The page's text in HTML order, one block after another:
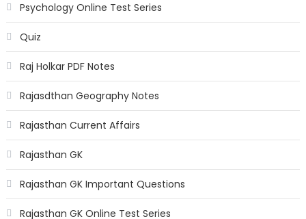
Psychology Online Test Series
Quiz
Raj Holkar PDF Notes
Rajasdthan Geography Notes
Rajasthan Current Affairs
Rajasthan GK
Rajasthan GK Important Questions
Rajasthan GK Online Test Series